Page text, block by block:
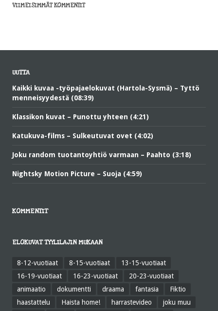
VIIMEISIMMÄT KOMMENTIT
UUTTA
Kaikki kuvaa -työpajaelokuvat (Hartola-Sysmä) – Tyttö
menneisyydestä (08:39)
Klassikon kuvat – Punottu yhteen (4:21)
Katukuva-films – Sulkeutuvat ovet (4:02)
Joku random tuotantoyhtiö varmaan – Paahto (3:18)
Nightsky Motion Picture – Suoja (4:59)
KOMMENTIT
ELOKUVAT TYYLILAJIN MUKAAN
8-12-vuotiaat 8-15-vuotiaat
13-15-vuotiaat
16-19-vuotiaat
16-23-vuotiaat
20-23-vuotiaat
animaatio
dokumentti draama fantasia
Fiktio
haastattelu
Haista home! harrastevideo
joku muu